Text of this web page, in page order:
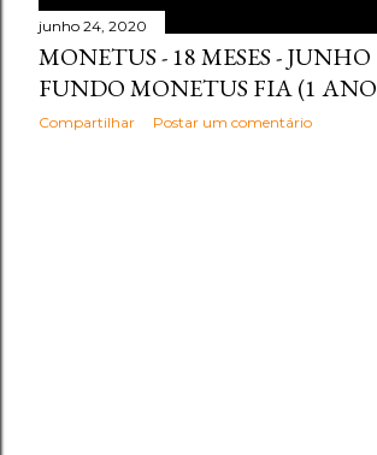
junho 24, 2020
MONETUS - 18 MESES -
FUNDO MONETUS FIA (1
Compartilhar Postar um comentário